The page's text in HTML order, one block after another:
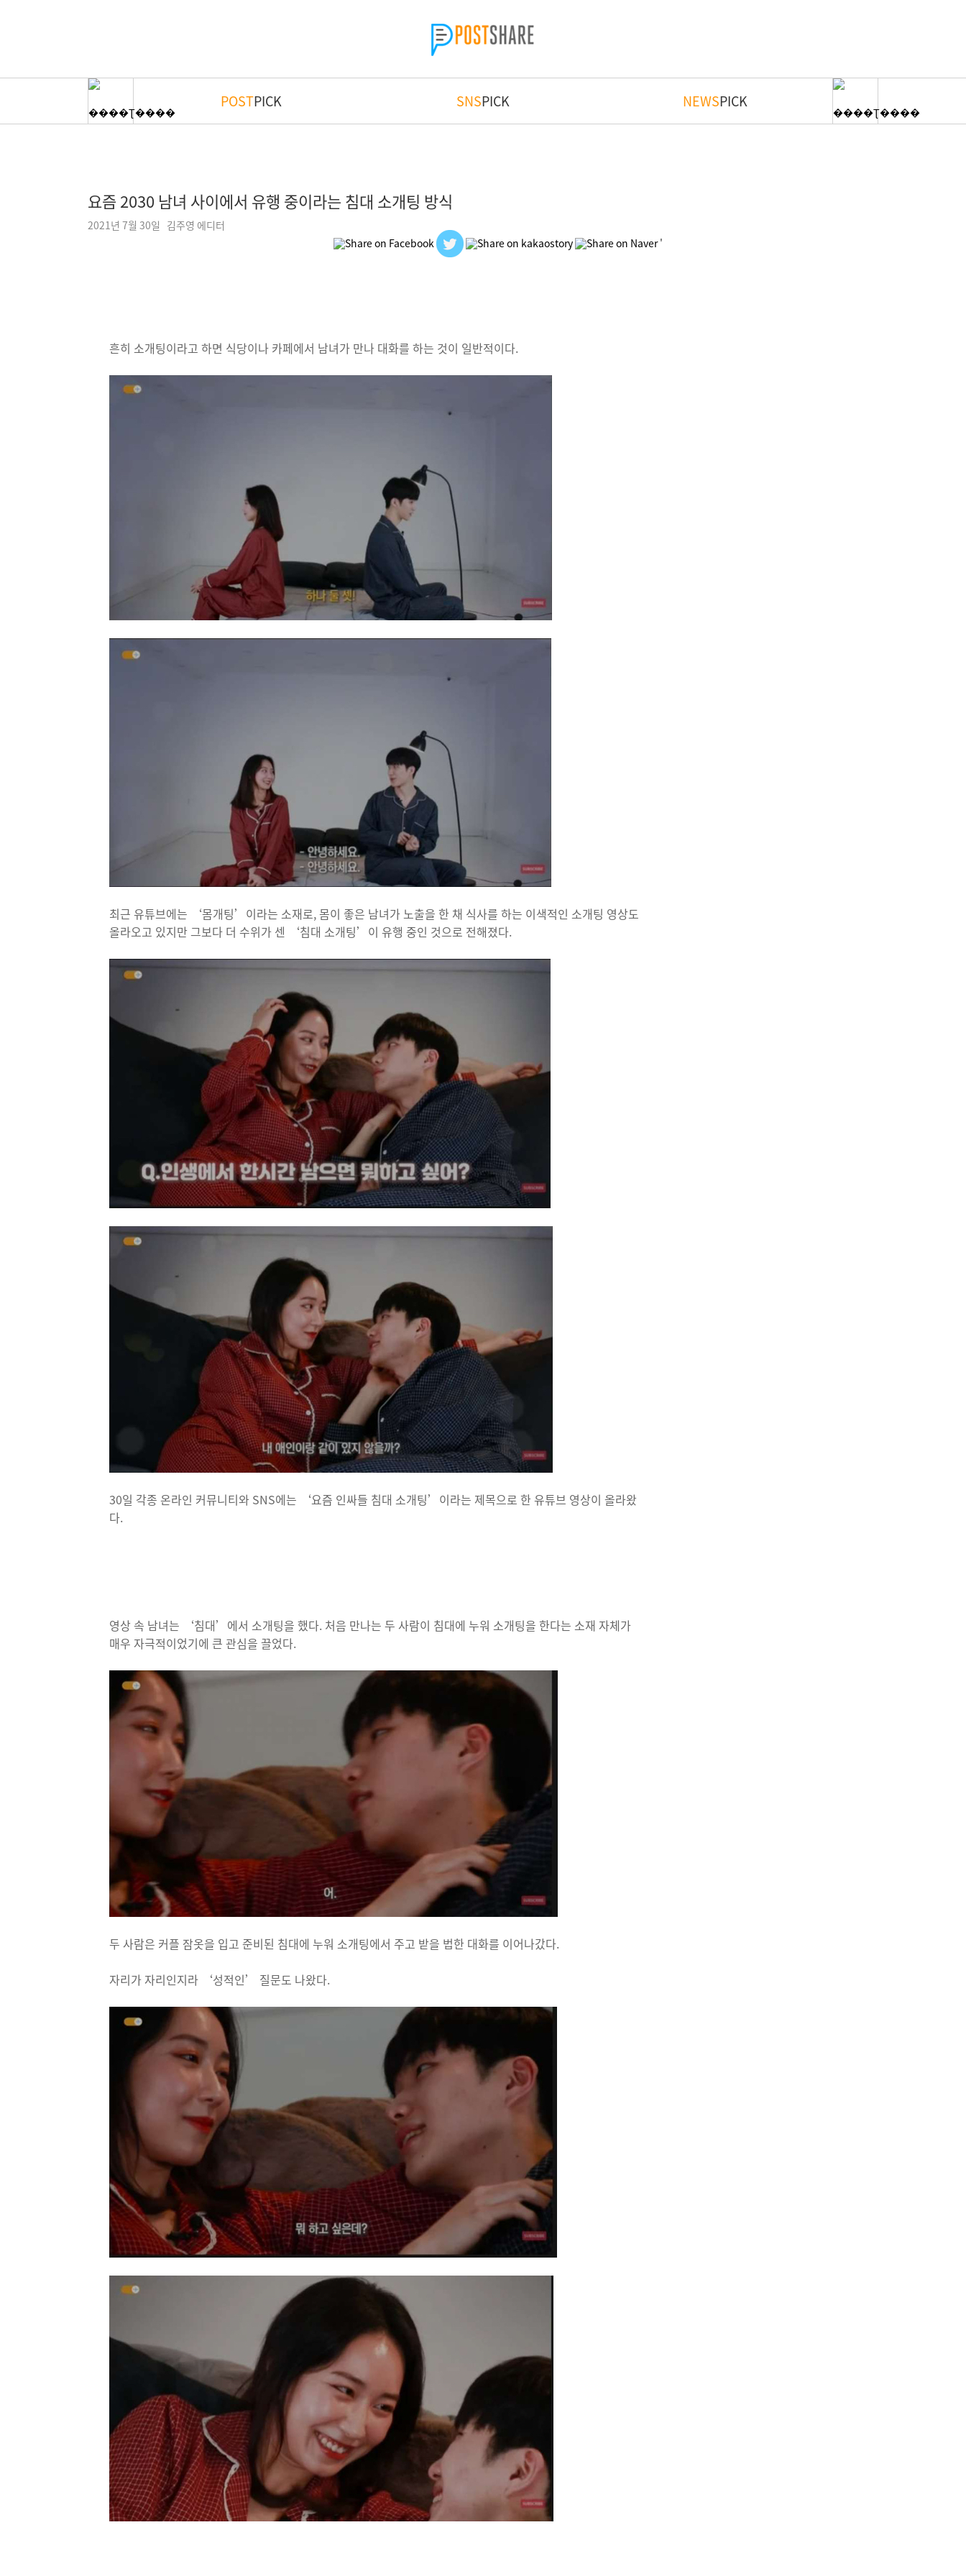
POSTPICK SNSPICK NEWSPICK
요즘 2030 남녀 사이에서 유행 중이라는 침대 소개팅 방식
2021년 7월 30일 김주영 에디터
'
흔히 소개팅이라고 하면 식당이나 카페에서 남녀가 만나 대화를 하는 것이 일반적이다.
최근 유튜브에는 ‘몸개팅’이라는 소재로, 몸이 좋은 남녀가 노출을 한 채 식사를 하는 이색적인 소개팅 영상도
올라오고 있지만 그보다 더 수위가 센 ‘침대 소개팅’이 유행 중인 것으로 전해졌다.
30일 각종 온라인 커뮤니티와 SNS에는 ‘요즘 인싸들 침대 소개팅’이라는 제목으로 한 유튜브 영상이 올라왔
다.
영상 속 남녀는 ‘침대’에서 소개팅을 했다. 처음 만나는 두 사람이 침대에 누워 소개팅을 한다는 소재 자체가
매우 자극적이었기에 큰 관심을 끌었다.
두 사람은 커플 잠옷을 입고 준비된 침대에 누워 소개팅에서 주고 받을 법한 대화를 이어나갔다.
자리가 자리인지라 ‘성적인’ 질문도 나왔다.